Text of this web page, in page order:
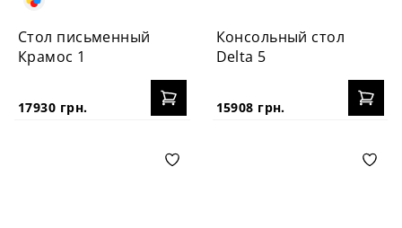
Стол письменный
Крамос 1
17930 грн.
Консольный стол
Delta 5
15908 грн.